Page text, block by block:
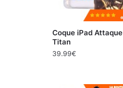
Coque iPad
Titan
39.99€